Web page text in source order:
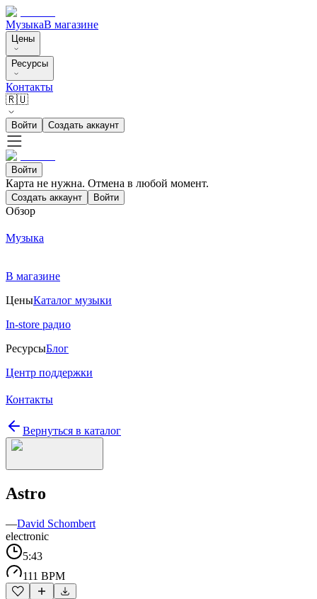
МузыкаВ магазине
Цены
Ресурсы
Контакты
🇷🇺
Войти Создать аккаунт
Войти
Карта не нужна. Отмена в любой момент.
Создать аккаунт Войти
Обзор
Музыка
В магазине
ЦеныКаталог музыки
In-store радио
РесурсыБлог
Центр поддержки
Контакты
Вернуться в каталог
Astro
—David Schombert
electronic
5:43
111 BPM